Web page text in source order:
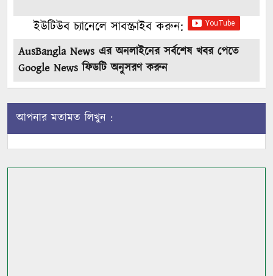
ইউটিউব চ্যানেলে সাবস্ক্রাইব করুন:
AusBangla News এর অনলাইনের সর্বশেষ খবর পেতে
Google News ফিডটি অনুসরণ করুন
আপনার মতামত লিখুন :